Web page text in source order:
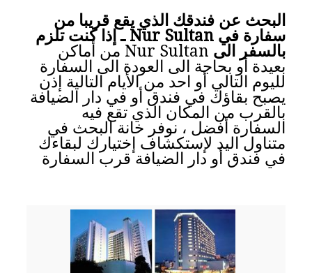
البحث عن فندقك الذي يقع قريبا من
سفارة في Nur Sultan ـ إذا كنت تلزم
بالسفر الى
Nur Sultan من أماكن
بعيدة أو بحاجة الى العودة الى السفارة
لليوم التالي أو احد من الأيام التالية إذن
يصبح بقاؤك في فندق أو في دار الضيافة
بالقرب من المكان الذي تقع فيه
السفارة أفضل ، نوفر خانة البحث في
متناول اليد لإستكشاف إختيارك لبقاءك
في فندق أو دار الضيافة قرب السفارة